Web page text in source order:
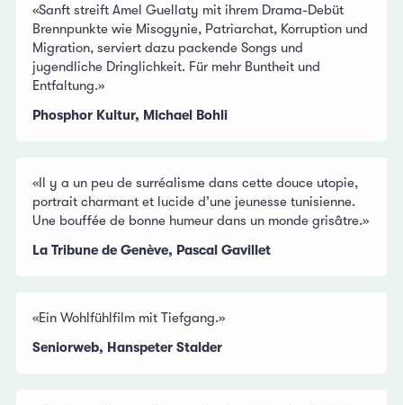
«Sanft streift Amel Guellaty mit ihrem Drama-Debüt
Brennpunkte wie Misogynie, Patriarchat, Korruption und
Migration, serviert dazu packende Songs und
jugendliche Dringlichkeit. Für mehr Buntheit und
Entfaltung.»
Phosphor Kultur, Michael Bohli
«Il y a un peu de surréalisme dans cette douce utopie,
portrait charmant et lucide d’une jeunesse tunisienne.
Une bouffée de bonne humeur dans un monde grisâtre.»
La Tribune de Genève, Pascal Gavillet
«Ein Wohlfühlfilm mit Tiefgang.»
Seniorweb, Hanspeter Stalder